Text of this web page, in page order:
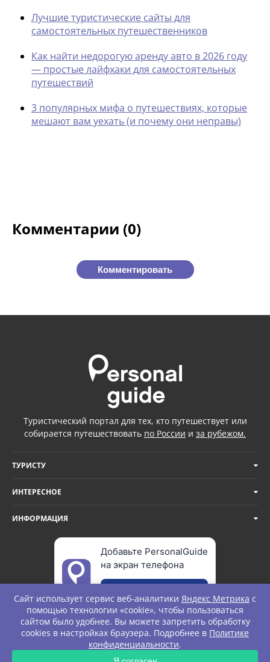
Лучшие туристические сайты для
самостоятельных путешественников
Как найти недорогую аренду авто в 2026 году
— простые лайфхаки для самостоятельных
путешествий
3 популярных мифа о путешествиях, которые
мешают вам уехать (и почему они неправы)
Комментарии (0)
Комментировать
Туристический портал для тех, кто путешествует или
собирается путешествовать по России и за рубежом.
ТУРИСТУ
ИНТЕРЕСНОЕ
ИНФОРМАЦИЯ
Добавьте PersonalGuide
на экран телефона
© Personal Guide. All rights Reserved.
Сайт использует сервис веб-аналитики Яндекс Метрика с
помощью технологии «cookie», чтобы пользоваться
сайтом было удобнее. Вы можете запретить обработку
cookies в настройках браузера. Подробнее в Политике
конфиденциальности.